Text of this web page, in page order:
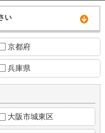
い
京都府
兵庫県
大阪市城東区